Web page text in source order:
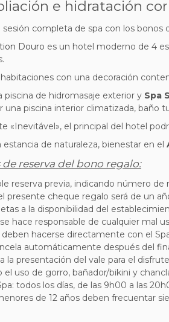
e hidratación
sesión completa de spa con los bonos
Douro es un hotel moderno de 4
con una decoración
piscina de hidromasaje exterior y Spa
una piscina interior climatizada, baño
«Inevitável», el principal del hotel
de naturaleza, bienestar en el
reserva del bono regalo:
reserva previa, indicando número de
presente cheque regalo será de un
a la disponibilidad del
hace responsable de cualquier mal
deben hacerse directamente con el
automáticamente después del
la presentación del vale para el
el uso de gorro, bañador/bikini y
todos los días, de las 9h00 a las
de 12 años deben frecuentar